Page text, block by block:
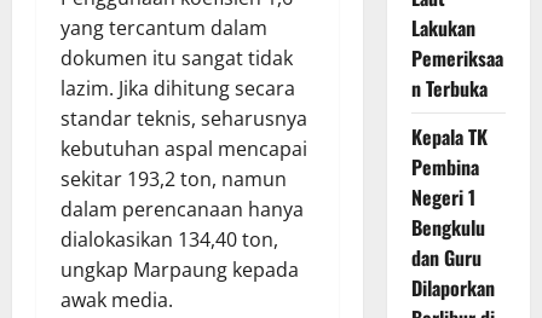
yang tercantum dalam
dokumen itu sangat tidak
lazim. Jika dihitung secara
standar teknis, seharusnya
kebutuhan aspal mencapai
sekitar 193,2 ton, namun
dalam perencanaan hanya
dialokasikan 134,40 ton,
ungkap Marpaung kepada
awak media.
Lakukan
Pemeriksaa
n Terbuka
Kepala TK
Pembina
Negeri 1
Bengkulu
dan Guru
Dilaporkan